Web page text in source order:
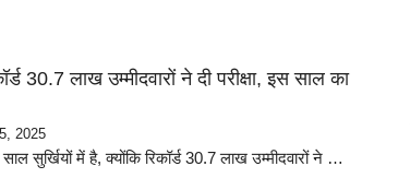
30.7 लाख उम्मीदवारों ने दी परीक्षा, इस साल का
2025
सुर्खियों में है, क्योंकि रिकॉर्ड 30.7 लाख उम्मीदवारों ने …